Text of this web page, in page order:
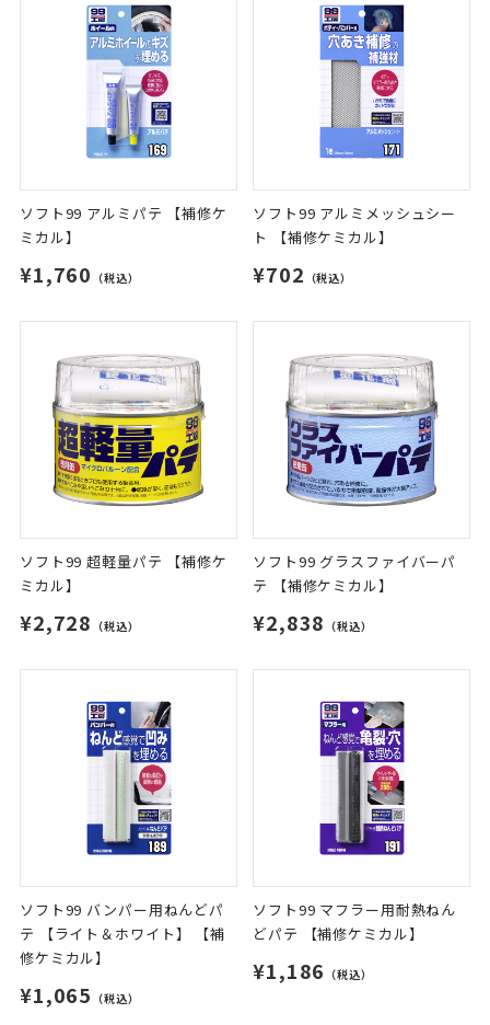
ソフト99 アルミパテ 【補修ケ
ミカル】
¥1,760 （税込）
ソフト99 アルミメッシュシー
ト 【補修ケミカル】
¥702 （税込）
ソフト99 超軽量パテ 【補修ケ
ミカル】
¥2,728 （税込）
ソフト99 グラスファイバーパ
テ 【補修ケミカル】
¥2,838 （税込）
ソフト99 バンパー用ねんどパ
テ 【ライト＆ホワイト】 【補
修ケミカル】
¥1,065 （税込）
ソフト99 マフラー用耐熱ねん
どパテ 【補修ケミカル】
¥1,186 （税込）